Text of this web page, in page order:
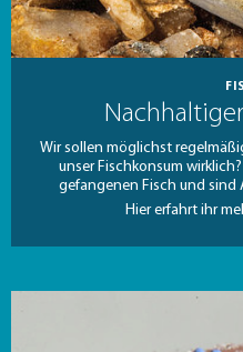
Wir sollen möglichst
unser Fischkonsum
gefangenen Fisch und sind
Hier erfahrt ihr